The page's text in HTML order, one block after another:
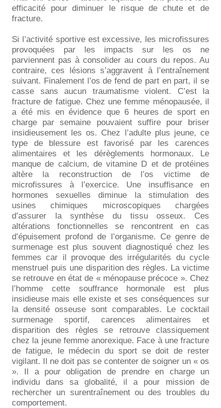
efficacité pour diminuer le risque de chute et de
fracture.
Si l’activité sportive est excessive, les microfissures
provoquées par les impacts sur les os ne
parviennent pas à consolider au cours du repos. Au
contraire, ces lésions s’aggravent à l’entraînement
suivant. Finalement l’os de fend de part en part, il se
casse sans aucun traumatisme violent. C’est la
fracture de fatigue. Chez une femme ménopausée, il
a été mis en évidence que 6 heures de sport en
charge par semaine pouvaient suffire pour briser
insidieusement les os. Chez l’adulte plus jeune, ce
type de blessure est favorisé par les carences
alimentaires et les dérèglements hormonaux. Le
manque de calcium, de vitamine D et de protéines
altère la reconstruction de l’os victime de
microfissures à l’exercice. Une insuffisance en
hormones sexuelles diminue la stimulation des
usines chimiques microscopiques chargées
d’assurer la synthèse du tissu osseux. Ces
altérations fonctionnelles se rencontrent en cas
d’épuisement profond de l’organisme. Ce genre de
surmenage est plus souvent diagnostiqué chez les
femmes car il provoque des irrégularités du cycle
menstruel puis une disparition des règles. La victime
se retrouve en état de « ménopause précoce ». Chez
l’homme cette souffrance hormonale est plus
insidieuse mais elle existe et ses conséquences sur
la densité osseuse sont comparables. Le cocktail
surmenage sportif, carences alimentaires et
disparition des règles se retrouve classiquement
chez la jeune femme anorexique. Face à une fracture
de fatigue, le médecin du sport se doit de rester
vigilant. Il ne doit pas se contenter de soigner un « os
». Il a pour obligation de prendre en charge un
individu dans sa globalité, il a pour mission de
rechercher un surentraînement ou des troubles du
comportement.